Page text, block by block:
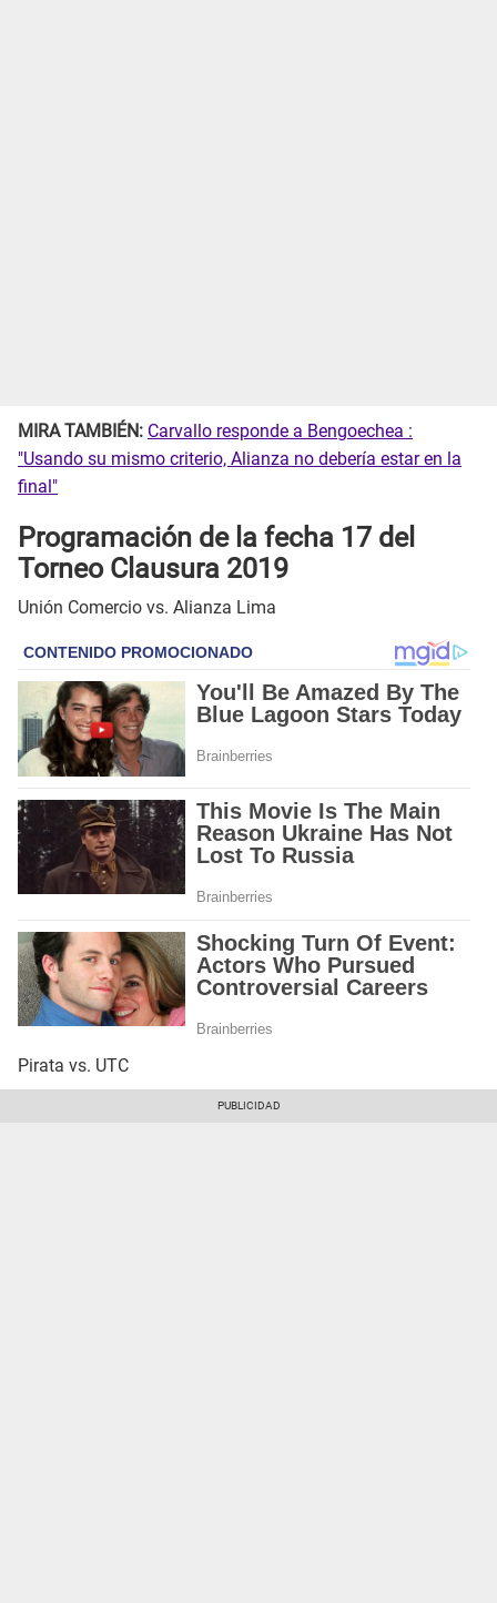
MIRA TAMBIÉN: Carvallo responde a Bengoechea :
"Usando su mismo criterio, Alianza no debería estar en la
final"
Programación de la fecha 17 del
Torneo Clausura 2019
Unión Comercio vs. Alianza Lima
Pirata vs. UTC